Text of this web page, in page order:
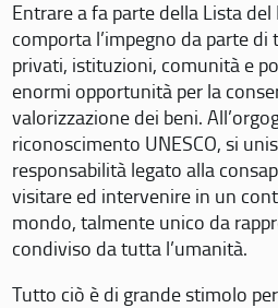
Entrare a fa parte della Lista
comporta l’impegno da parte
privati, istituzioni, comunità e
enormi opportunità per la
valorizzazione dei beni.
riconoscimento UNESCO, si
responsabilità legato alla
visitare ed intervenire in un
mondo, talmente unico da
condiviso da tutta l’umanità.
Tutto ciò è di grande stimolo